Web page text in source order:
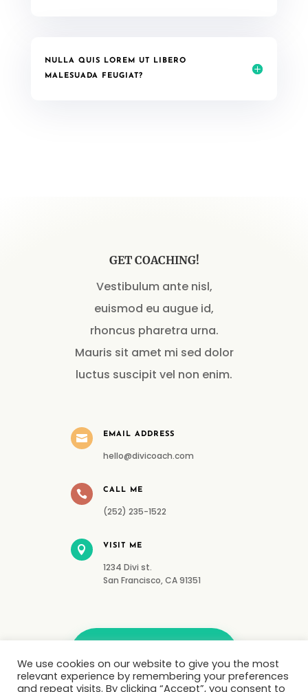
NULLA QUIS LOREM UT LIBERO
MALESUADA FEUGIAT?
GET COACHING!
Vestibulum ante nisl,
euismod eu augue id,
rhoncus pharetra urna.
Mauris sit amet mi sed dolor
luctus suscipit vel non enim.
 EMAIL ADDRESS
hello@divicoach.com
 CALL ME
(252) 235-1522
 VISIT ME
1234 Divi st.
San Francisco, CA 91351
CONSULTATION
We use cookies on our website to give you the most
relevant experience by remembering your preferences
and repeat visits. By clicking “Accept”, you consent to